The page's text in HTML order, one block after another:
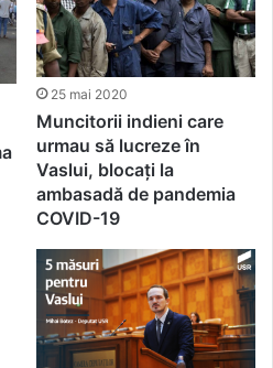
25 mai 2020
Muncitorii indieni care
urmau să lucreze în
Vaslui, blocați la
ambasadă de pandemia
COVID-19